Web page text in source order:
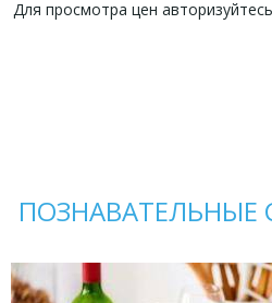
Для просмотра цен авторизуйтесь
ПОЗНАВАТЕЛЬНЫЕ